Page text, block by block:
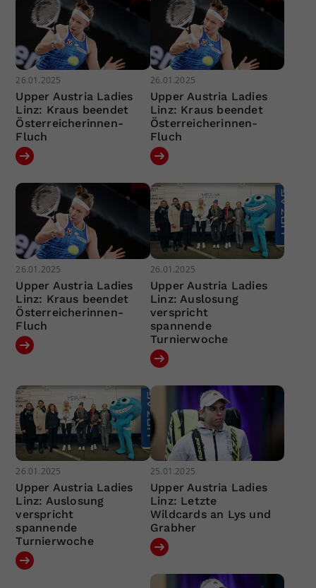
26.01.2025
Upper Austria Ladies
Linz: Kraus beendet
Österreicherinnen-
Fluch
26.01.2025
Upper Austria Ladies
Linz: Kraus beendet
Österreicherinnen-
Fluch
26.01.2025
Upper Austria Ladies
Linz: Kraus beendet
Österreicherinnen-
Fluch
26.01.2025
Upper Austria Ladies
Linz: Auslosung
verspricht
spannende
Turnierwoche
26.01.2025
Upper Austria Ladies
Linz: Auslosung
verspricht
spannende
Turnierwoche
25.01.2025
Upper Austria Ladies
Linz: Letzte
Wildcards an Lys und
Grabher